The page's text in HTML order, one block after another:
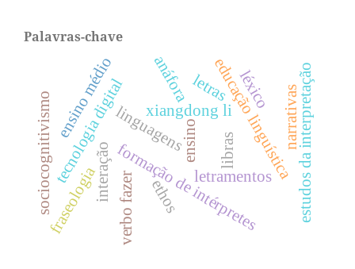
Palavras-chave
linguagens
letramentos
ensino
tecnologia digital educação linguística
xiangdong li estudos da interpretação
formação de intérpretes
narrativas
interação
sociocognitivismo verbo fazer
anáfora
ensino médio
ethos
fraseologia
léxico
libras
letras